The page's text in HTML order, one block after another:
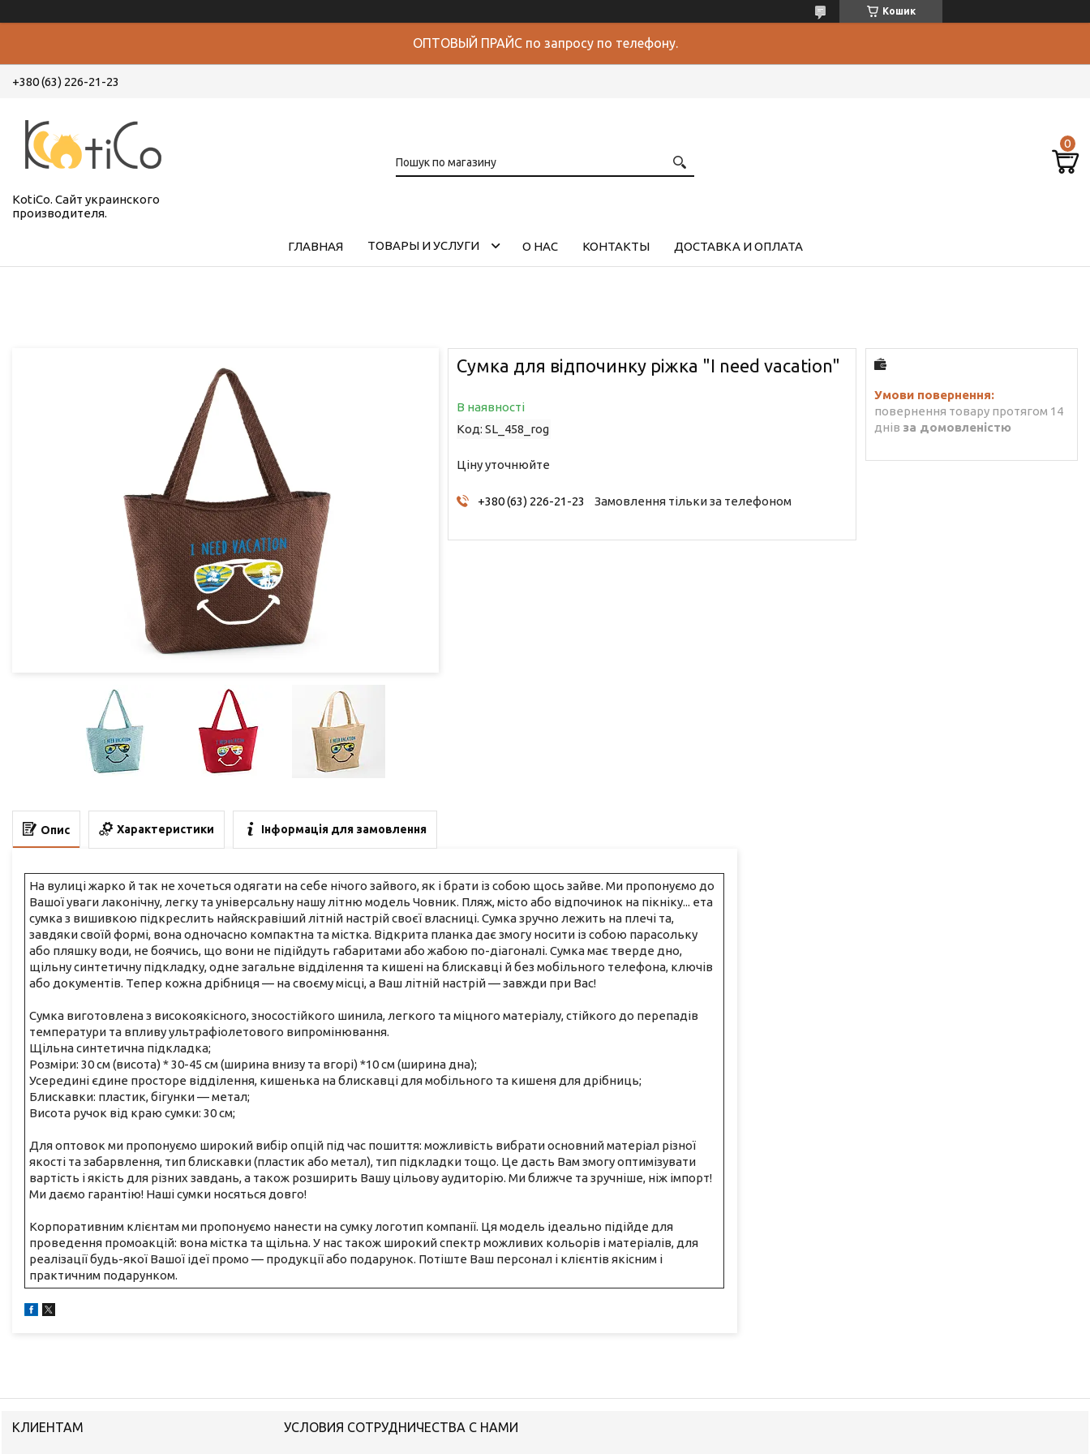
Кошик
ОПТОВЫЙ ПРАЙС по запросу по телефону.
+380 (63) 226-21-23
KotiCo. Сайт украинского
производителя.
ГЛАВНАЯ ТОВАРЫ И УСЛУГИ О НАС КОНТАКТЫ ДОСТАВКА И ОПЛАТА
Сумка для відпочинку ріжка "I need vacation"
В наявності
Код: SL_458_rog
Ціну уточнюйте
+380 (63) 226-21-23 Замовлення тільки за телефоном
повернення товару протягом 14
днів за домовленістю
Опис Характеристики Інформація для замовлення
На вулиці жарко й так не хочеться одягати на себе нічого зайвого, як і брати із собою щось зайве. Ми пропонуємо до
Вашої уваги лаконічну, легку та універсальну нашу літню модель Човник. Пляж, місто або відпочинок на пікніку... ета
сумка з вишивкою підкреслить найяскравіший літній настрій своєї власниці. Сумка зручно лежить на плечі та,
завдяки своїй формі, вона одночасно компактна та містка. Відкрита планка дає змогу носити із собою парасольку
або пляшку води, не боячись, що вони не підійдуть габаритами або жабою по-діагоналі. Сумка має тверде дно,
щільну синтетичну підкладку, одне загальне відділення та кишені на блискавці й без мобільного телефона, ключів
або документів. Тепер кожна дрібниця — на своєму місці, а Ваш літній настрій — завжди при Вас!
Сумка виготовлена з високоякісного, зносостійкого шинила, легкого та міцного матеріалу, стійкого до перепадів
температури та впливу ультрафіолетового випромінювання.
Щільна синтетична підкладка;
Розміри: 30 см (висота) * 30-45 см (ширина внизу та вгорі) *10 см (ширина дна);
Усередині єдине просторе відділення, кишенька на блискавці для мобільного та кишеня для дрібниць;
Блискавки: пластик, бігунки — метал;
Висота ручок від краю сумки: 30 см;
Для оптовок ми пропонуємо широкий вибір опцій під час пошиття: можливість вибрати основний матеріал різної
якості та забарвлення, тип блискавки (пластик або метал), тип підкладки тощо. Це дасть Вам змогу оптимізувати
вартість і якість для різних завдань, а також розширить Вашу цільову аудиторію. Ми ближче та зручніше, ніж імпорт!
Ми даємо гарантію! Наші сумки носяться довго!
Корпоративним клієнтам ми пропонуємо нанести на сумку логотип компанії. Ця модель ідеально підійде для
проведення промоакцій: вона містка та щільна. У нас також широкий спектр можливих кольорів і матеріалів, для
реалізації будь-якої Вашої ідеї промо — продукції або подарунок. Потіште Ваш персонал і клієнтів якісним і
практичним подарунком.
КЛИЕНТАМ УСЛОВИЯ СОТРУДНИЧЕСТВА С НАМИ